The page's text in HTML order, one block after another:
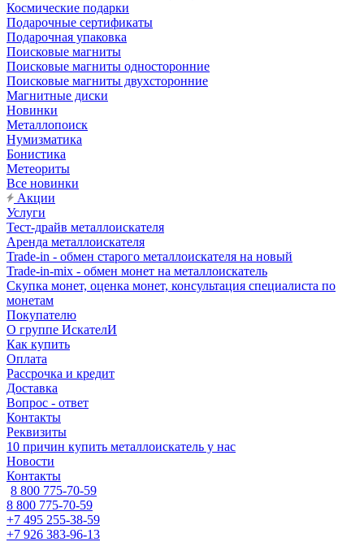
Космические подарки
Подарочные сертификаты
Подарочная упаковка
Поисковые магниты
Поисковые магниты односторонние
Поисковые магниты двухсторонние
Магнитные диски
Новинки
Металлопоиск
Нумизматика
Бонистика
Метеориты
Все новинки
Акции
Услуги
Тест-драйв металлоискателя
Аренда металлоискателя
Trade-in - обмен старого металлоискателя на новый
Trade-in-mix - обмен монет на металлоискатель
Скупка монет, оценка монет, консультация специалиста по
монетам
Покупателю
О группе ИскателИ
Как купить
Оплата
Рассрочка и кредит
Доставка
Вопрос - ответ
Контакты
Реквизиты
10 причин купить металлоискатель у нас
Новости
Контакты
8 800 775-70-59
8 800 775-70-59
+7 495 255-38-59
+7 926 383-96-13